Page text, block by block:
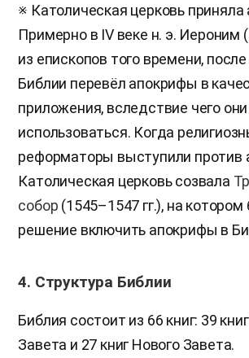
※ Католическая церковь
Примерно в IV веке н. э. Иероним
из епископов того времени,
Библии перевёл апокрифы в
приложения, вследствие чего
использоваться. Когда
реформаторы выступили против
Католическая церковь созвала
собор (1545–1547 гг.), на
решение включить апокрифы в
4. Структура Библии
Библия состоит из 66 книг: 39
Завета и 27 книг Нового Завета.